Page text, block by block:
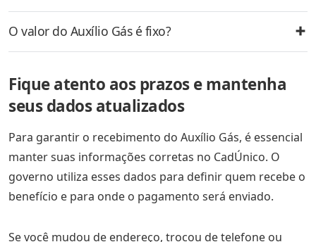
O valor do Auxílio Gás é fixo?
Fique atento aos prazos e mantenha
seus dados atualizados
Para garantir o recebimento do Auxílio Gás, é essencial
manter suas informações corretas no CadÚnico. O
governo utiliza esses dados para definir quem recebe o
benefício e para onde o pagamento será enviado.
Se você mudou de endereço, trocou de telefone ou